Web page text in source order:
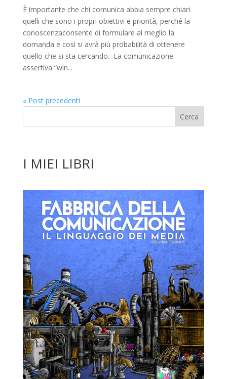
È importante che chi comunica abbia sempre chiari
quelli che sono i propri obiettivi e priorità, perché la
conoscenzaconsente di formulare al meglio la
domanda e così si avrà più probabilità di ottenere
quello che si sta cercando. La comunicazione
assertiva “win...
« Post precedenti
I MIEI LIBRI